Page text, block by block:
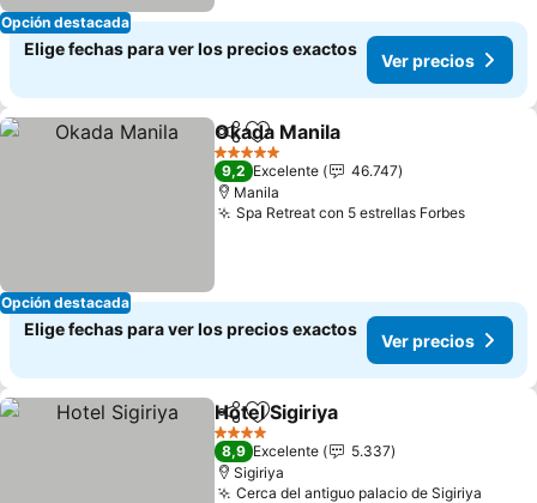
Opción destacada
Elige fechas para ver los precios exactos
Ver precios
Opción destacada
CompartirAgregar a favoritos
Okada Manila
5 Estrellas
9,2 Excelente
46.747
Manila
Spa Retreat con 5 estrellas Forbes
Elige fechas para ver los precios exactos
Ver precios
CompartirAgregar a favoritos
Hotel Sigiriya
4 Estrellas
8,9 Excelente
5.337
Sigiriya
Cerca del antiguo palacio de Sigiriya